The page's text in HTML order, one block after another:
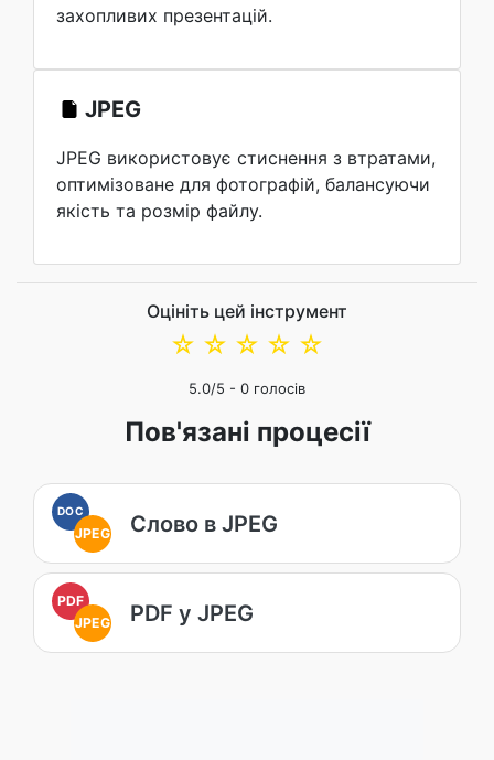
захопливих презентацій.
JPEG
JPEG використовує стиснення з втратами,
оптимізоване для фотографій, балансуючи
якість та розмір файлу.
Оцініть цей інструмент
☆
☆
☆
☆
☆
5.0/5 - 0 голосів
Пов'язані процесії
DOC
JPEG Слово в JPEG
PDF
JPEG
PDF у JPEG